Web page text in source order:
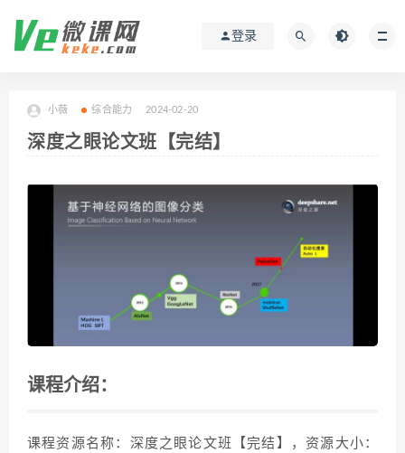
登录
小薇 综合能力 2024-02-20
深度之眼论文班【完结】
课程介绍：
课程资源名称：深度之眼论文班【完结】，资源大小：